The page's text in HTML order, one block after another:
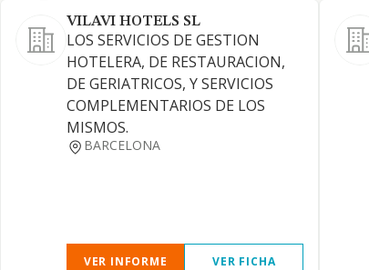
VILAVI HOTELS SL
LOS SERVICIOS DE GESTION
HOTELERA, DE RESTAURACION,
DE GERIATRICOS, Y SERVICIOS
COMPLEMENTARIOS DE LOS
MISMOS.
BARCELONA
VER INFORME VER FICHA